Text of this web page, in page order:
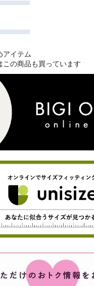
アイテム
この商品も買っています